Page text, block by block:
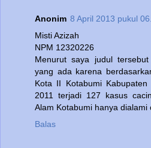
Anonim 8 April 2013 pukul
Misti Azizah
NPM 12320226
Menurut saya judul
yang ada karena
Kota II Kotabumi
2011 terjadi 127 kasus
Alam Kotabumi hanya dialami
Balas